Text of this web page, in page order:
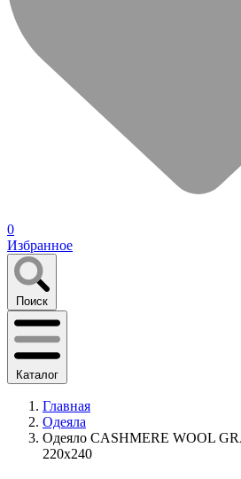
0
Избранное
Поиск
Каталог
Главная
Одеяла
Одеяло CASHMERE WOOL
220х240